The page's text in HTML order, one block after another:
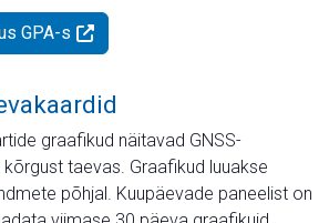
GPA-s
graafikud näitavad GNSS-
taevas. Graafikud luuakse
põhjal. Kuupäevade paneelist on